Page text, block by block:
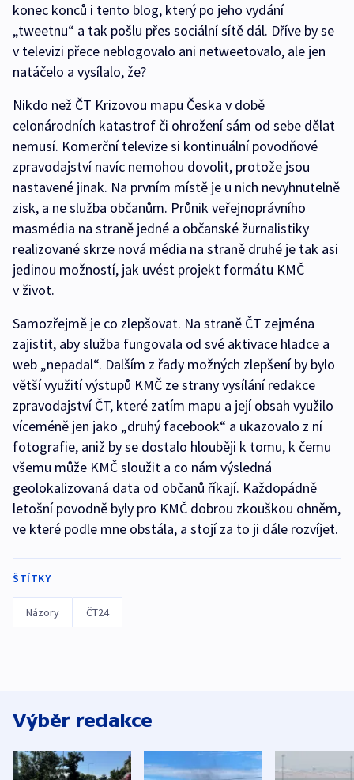
konec konců i tento blog, který po jeho vydání
„tweetnu“ a tak pošlu přes sociální sítě dál. Dříve by se
v televizi přece neblogovalo ani netweetovalo, ale jen
natáčelo a vysílalo, že?
Nikdo než ČT Krizovou mapu Česka v době
celonárodních katastrof či ohrožení sám od sebe dělat
nemusí. Komerční televize si kontinuální povodňové
zpravodajství navíc nemohou dovolit, protože jsou
nastavené jinak. Na prvním místě je u nich nevyhnutelně
zisk, a ne služba občanům. Průnik veřejnoprávního
masmédia na straně jedné a občanské žurnalistiky
realizované skrze nová média na straně druhé je tak asi
jedinou možností, jak uvést projekt formátu KMČ
v život.
Samozřejmě je co zlepšovat. Na straně ČT zejména
zajistit, aby služba fungovala od své aktivace hladce a
web „nepadal“. Dalším z řady možných zlepšení by bylo
větší využití výstupů KMČ ze strany vysílání redakce
zpravodajství ČT, které zatím mapu a její obsah využilo
víceméně jen jako „druhý facebook“ a ukazovalo z ní
fotografie, aniž by se dostalo hlouběji k tomu, k čemu
všemu může KMČ sloužit a co nám výsledná
geolokalizovaná data od občanů říkají. Každopádně
letošní povodně byly pro KMČ dobrou zkouškou ohněm,
ve které podle mne obstála, a stojí za to ji dále rozvíjet.
ŠTÍTKY
Názory ČT24
Výběr redakce